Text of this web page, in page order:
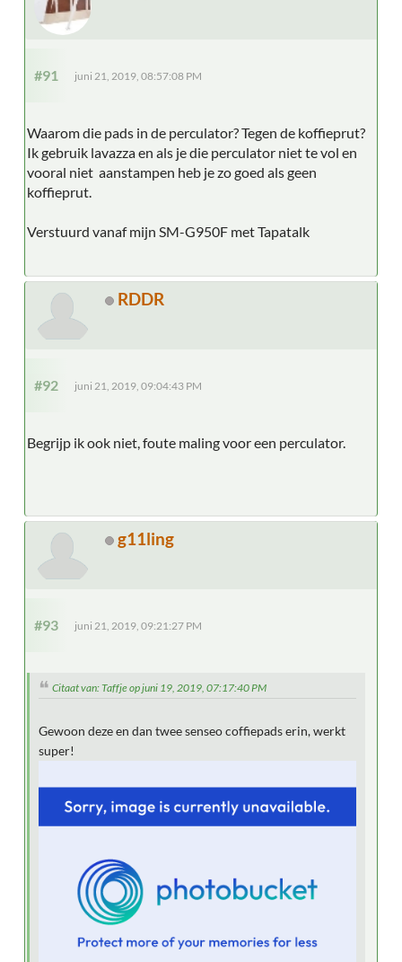
#91 juni 21, 2019, 08:57:08 PM
Waarom die pads in de perculator? Tegen de koffieprut?
Ik gebruik lavazza en als je die perculator niet te vol en
vooral niet aanstampen heb je zo goed als geen
koffieprut.
Verstuurd vanaf mijn SM-G950F met Tapatalk
RDDR
#92 juni 21, 2019, 09:04:43 PM
Begrijp ik ook niet, foute maling voor een perculator.
g11ling
#93 juni 21, 2019, 09:21:27 PM
Citaat van: Taffje op juni 19, 2019, 07:17:40 PM
Gewoon deze en dan twee senseo coffiepads erin, werkt
super!